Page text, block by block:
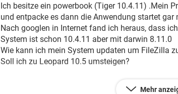
Ich besitze ein powerbook (Tiger 10.4.11) .Mein
und entpacke es dann die Anwendung startet gar
Nach googlen in Internet fand ich heraus, dass
System ist schon 10.4.11 aber mit darwin 8.11.0
Wie kann ich mein System updaten um FileZilla
Soll ich zu Leopard 10.5 umsteigen?
Mehr